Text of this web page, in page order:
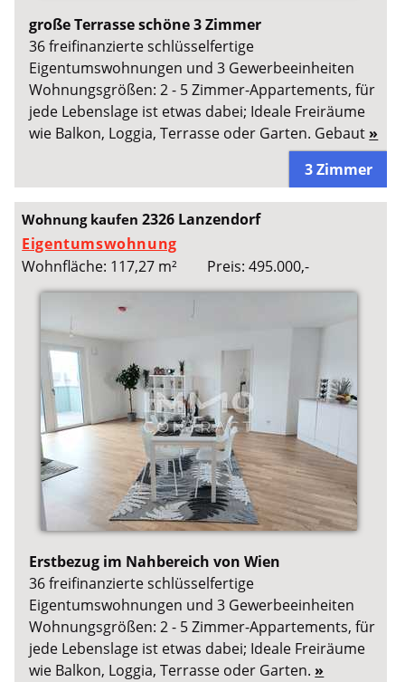
große Terrasse schöne 3 Zimmer
36 freifinanzierte schlüsselfertige
Eigentumswohnungen und 3 Gewerbeeinheiten
Wohnungsgrößen: 2 - 5 Zimmer-Appartements, für
jede Lebenslage ist etwas dabei; Ideale Freiräume
wie Balkon, Loggia, Terrasse oder Garten. Gebaut »
3 Zimmer
Wohnung kaufen2326 Lanzendorf
Eigentumswohnung
Wohnfläche: 117,27 m²
Preis: 495.000,-
Erstbezug im Nahbereich von Wien
36 freifinanzierte schlüsselfertige
Eigentumswohnungen und 3 Gewerbeeinheiten
Wohnungsgrößen: 2 - 5 Zimmer-Appartements, für
jede Lebenslage ist etwas dabei; Ideale Freiräume
wie Balkon, Loggia, Terrasse oder Garten. »